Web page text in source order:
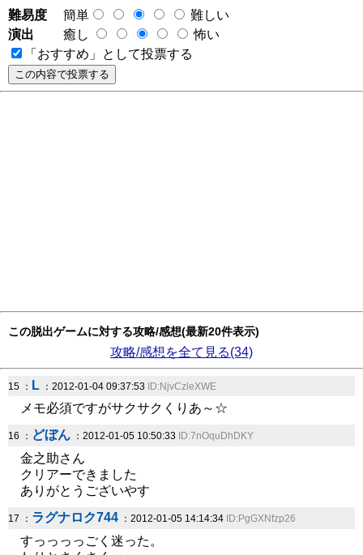
難易度
簡単
難しい
演出
癒し
怖い
「おすすめ」として投票する
この脱出ゲームに対する攻略/感想(最新20件表示)
攻略/感想を全て見る(34)
15 ： L ：2012-01-04 09:37:53 ID:NjvCzleXWE
メモ必須ですがサクサクくりあ～☆
16 ： どぼん ：2012-01-05 10:50:33 ID:7nOquDhDKY
金之助さん
クリアーできました
ありがとうございやす
17 ： ラグナロク744 ：2012-01-05 14:14:34 ID:PgGXNfzp26
すっっっっごく迷った。